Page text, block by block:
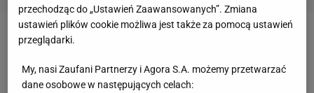
Zobacz wideo
„Jak patrzę na Guala." [To jest Sport.pl]
przechodząc do „Ustawień Zaawansowanych”. Zmiana
ustawień plików cookie możliwa jest także za pomocą ustawień
przeglądarki.
My, nasi Zaufani Partnerzy i Agora S.A. możemy przetwarzać
dane osobowe w następujących celach: